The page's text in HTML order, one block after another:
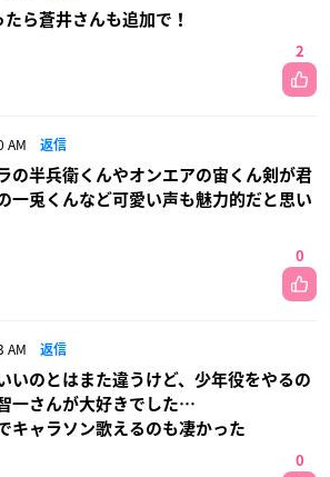
ら蒼井さんも追加で！
2
AM 返信
の半兵衛くんやオンエアの宙くん剣が君
一兎くんなど可愛い声も魅力的だと思い
0
AM 返信
いのとはまた違うけど、少年役をやるの
一さんが大好きでした…
キャラソン歌えるのも凄かった
0